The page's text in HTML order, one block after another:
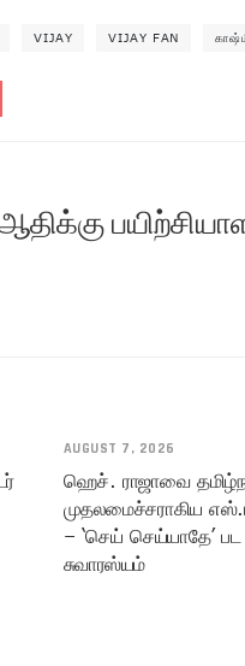
VIJAY VIJAY FAN
AUGUST 7, 2026
ஹெச். ராஜாவை
முதலமைச்சராகிய
– ‘செய் செய்யாதே’ பட
சுவாரஸ்யம்